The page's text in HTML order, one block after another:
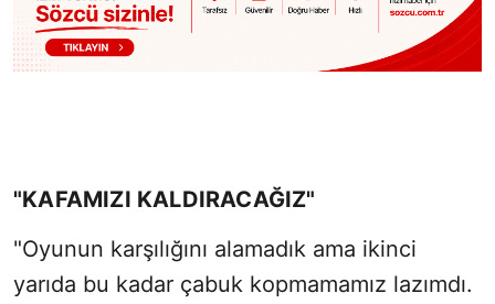
"KAFAMIZI KALDIRACAĞIZ"
"Oyunun karşılığını alamadık ama ikinci
yarıda bu kadar çabuk kopmamamız lazımdı.